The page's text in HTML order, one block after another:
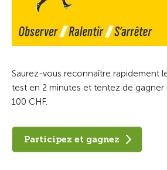
Saurez-vous reconnaître rapidement
test en 2 minutes et tentez de
100 CHF.
Participez et gagnez